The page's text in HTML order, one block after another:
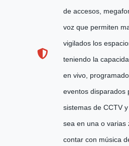
de accesos,
voz que permiten
vigilados los
teniendo la
en vivo,
eventos disparados
sistemas de CCTV
sea en una o varias
contar con música